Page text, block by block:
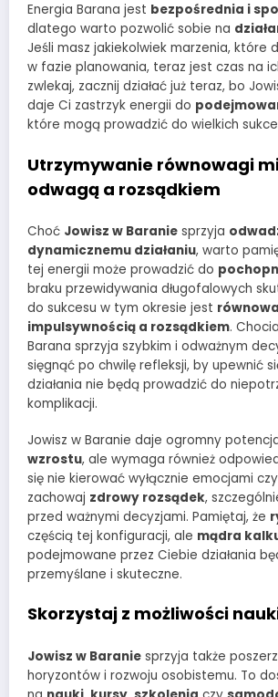
Energia Barana jest bezpośrednia i
dlatego warto pozwolić sobie na
Jeśli masz jakiekolwiek marzenia, które
w fazie planowania, teraz jest czas na
zwlekaj, zacznij działać już teraz, bo
daje Ci zastrzyk energii do
które mogą prowadzić do wielkich
Utrzymywanie równowagi
odwagą a rozsądkiem
Choć Jowisz w Baranie sprzyja
dynamicznemu działaniu, warto
tej energii może prowadzić do
braku przewidywania długofalowych
do sukcesu w tym okresie jest
impulsywnością a rozsądkiem.
Barana sprzyja szybkim i odważnym
sięgnąć po chwilę refleksji, by upewnić
działania nie będą prowadzić do
komplikacji.
Jowisz w Baranie daje ogromny
wzrostu, ale wymaga również
się nie kierować wyłącznie emocjami
zachowaj zdrowy rozsądek,
przed ważnymi decyzjami. Pamiętaj, że
częścią tej konfiguracji, ale mądra
podejmowane przez Ciebie działania
przemyślane i skuteczne.
Skorzystaj z możliwości
Jowisz w Baranie sprzyja także
horyzontów i rozwoju osobistemu. To